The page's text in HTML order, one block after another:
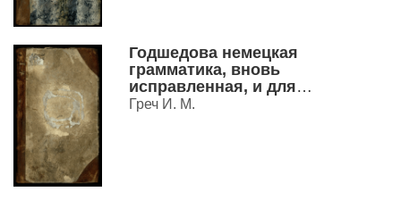
Годшедова немецкая
грамматика, вновь
исправленная, и для
ползы и употребления
Греч И. М.